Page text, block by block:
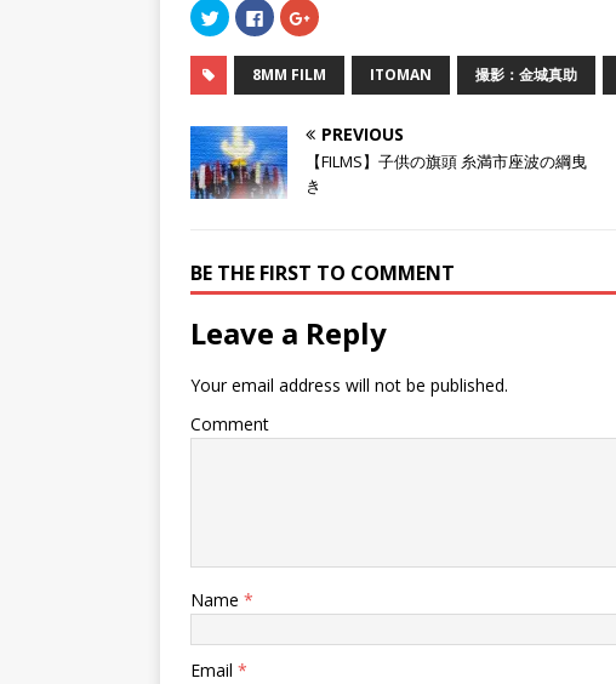
ク
リ
ク
T
i
t
t
e
r
で
し
い
ン
ド
開
ま
す
F
a
e
b
o
o
で
共
有
す
る
に
ク
し
だ
さ
(
新
い
ウ
す
ク
リ
ク
し
て
G
o
g
e
+
で
し
い
ン
ド
開
す
8MM FILM ITOMAN 撮影：金城真助
PREVIOUS
【FILMS】子供の旗頭 糸満市座波の綱曳
き
BE THE FIRST TO COMMENT
Leave a Reply
Your email address will not be published.
Comment
Name *
Email *